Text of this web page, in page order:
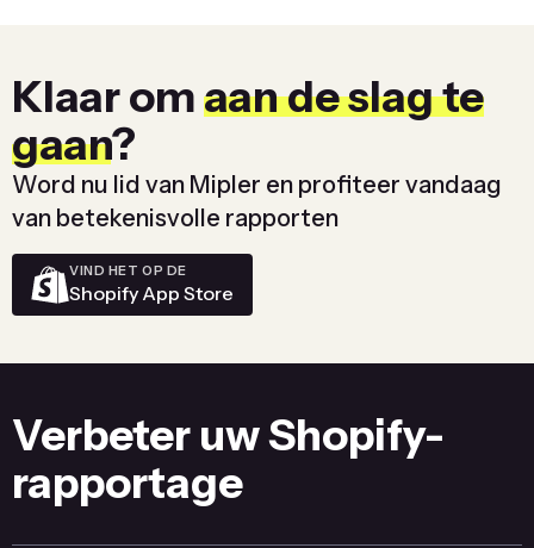
Klaar omaan de slag te
gaan?
Word nu lid van Mipler en profiteer vandaag
van betekenisvolle rapporten
VIND HET OP DE
Shopify App Store
Verbeter uw Shopify-
rapportage